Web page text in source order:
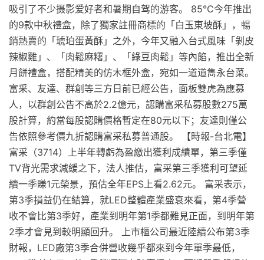
吸引了不少摄影爱好者和暑期自驾的游客。 85℃今年推出
的9款中秋禮盒，除了獨家註冊商標的「白玉東坡酥」，暢
銷熱賣的「琥珀蛋黃酥」之外，今年又融入台式風味「剝皮
辣椒雞」、「肉鬆麻糬」、「綠豆肉鬆」等內餡，推出全新
月餅禮盒，搭配精美的仿木框外盒，宛如一道道雋永台菜。
富采、友達、群創等三方日前已經公告，面板雙虎為應募
人，以群創公告不高於2.2億元，認購富采私募股數275萬
股計算，約當每股認購價格暫定在80元以下；友達則僅公
告依照參考價九折認購富采私募普通股。 【時報-台北電】
富采（3714）上半年轉虧為盈繳出獲利成績單，第三季僅
TV背光需求減緩之下，法人推估，富采第三季獲利可望延
續一季賺1元榮景，預估全年EPS上看2.62元。 富采表示，
第3季損益仍在結算，就LED整體產業盛衰來看，第4季營
收不會比第3季好，產業到明年第1季都難見正面，到明年第
2季才會見到較明顯回升。 上市櫃公司最近陸續公布第3季
財報，LED廠第3季合併營收幾乎都來到今年單季最低，